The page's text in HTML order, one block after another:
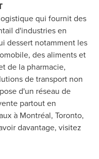
qui fournit des
d'industries en
dessert notamment les
des aliments et
de la pharmacie,
de transport non
d'un réseau de
partout en
à Montréal, Toronto,
davantage, visitez